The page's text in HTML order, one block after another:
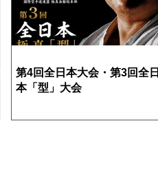
第4回全日本大会・第3回全日
本「型」大会